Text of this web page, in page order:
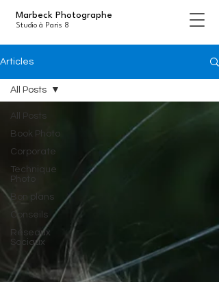
Marbeck Photographe
Studio à Paris 8
Articles
All Posts
Book Photo
Corporate
Technique
Photo
Bon plans
Conseils
Réseaux
Sociaux
All Posts